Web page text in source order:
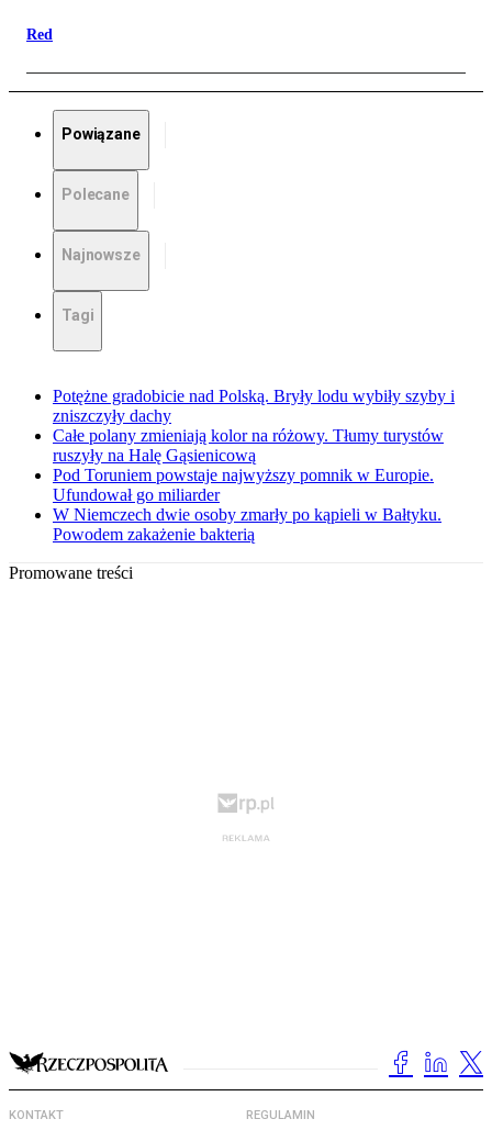
Red
Powiązane
Polecane
Najnowsze
Tagi
Potężne gradobicie nad Polską. Bryły lodu wybiły szyby i
zniszczyły dachy
Całe polany zmieniają kolor na różowy. Tłumy turystów
ruszyły na Halę Gąsienicową
Pod Toruniem powstaje najwyższy pomnik w Europie.
Ufundował go miliarder
W Niemczech dwie osoby zmarły po kąpieli w Bałtyku.
Powodem zakażenie bakterią
Promowane treści
KONTAKT REGULAMIN